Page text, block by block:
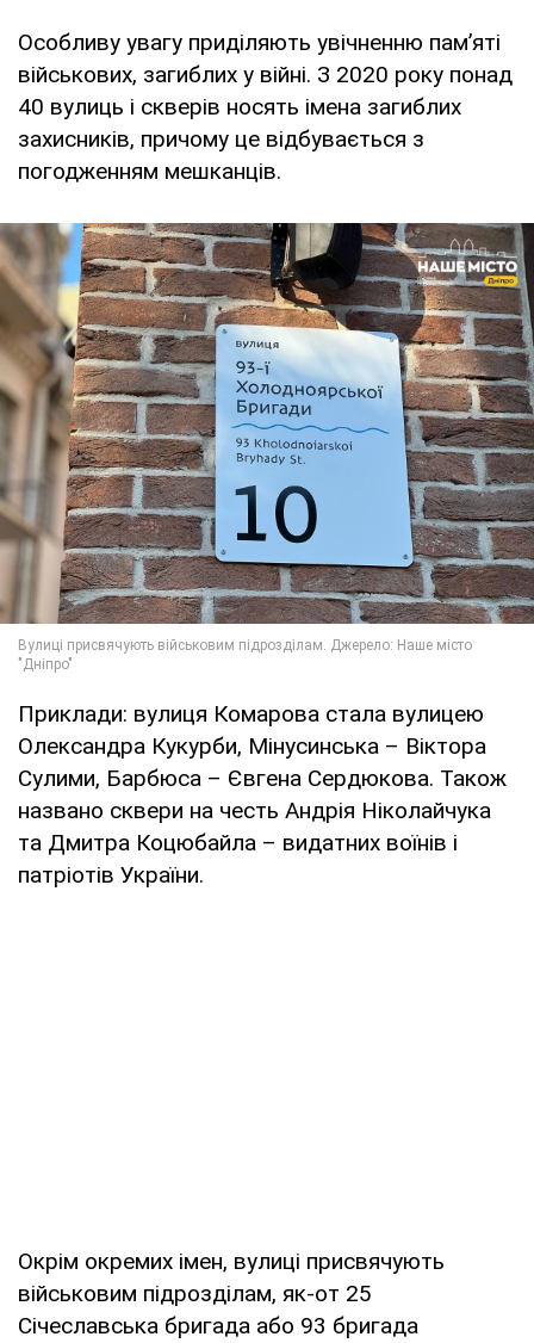
Особливу увагу приділяють увічненню пам’яті
військових, загиблих у війні. З 2020 року понад
40 вулиць і скверів носять імена загиблих
захисників, причому це відбувається з
погодженням мешканців.
Приклади: вулиця Комарова стала вулицею
Олександра Кукурби, Мінусинська – Віктора
Сулими, Барбюса – Євгена Сердюкова. Також
названо сквери на честь Андрія Ніколайчука
та Дмитра Коцюбайла – видатних воїнів і
патріотів України.
Окрім окремих імен, вулиці присвячують
військовим підрозділам, як-от 25
Січеславська бригада або 93 бригада